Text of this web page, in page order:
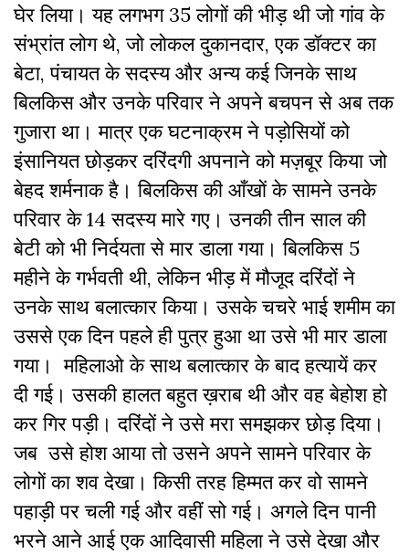
घेर लिया। यह लगभग 35 लोगों की भीड़ थी जो गांव के
संभ्रांत लोग थे, जो लोकल दुकानदार, एक डॉक्टर का
बेटा, पंचायत के सदस्य और अन्य कई जिनके साथ
बिलकिस और उनके परिवार ने अपने बचपन से अब तक
गुजारा था। मात्र एक घटनाक्रम ने पड़ोसियों को
इंसानियत छोड़कर दरिंदगी अपनाने को मज़बूर किया जो
बेहद शर्मनाक है। बिलकिस की आँखों के सामने उनके
परिवार के 14 सदस्य मारे गए। उनकी तीन साल की
बेटी को भी निर्दयता से मार डाला गया। बिलकिस 5
महीने के गर्भवती थी, लेकिन भीड़ में मौजूद दरिंदों ने
उनके साथ बलात्कार किया। उसके चचरे भाई शमीम का
उससे एक दिन पहले ही पुत्र हुआ था उसे भी मार डाला
गया। महिलाओ के साथ बलात्कार के बाद हत्यायें कर
दी गई। उसकी हालत बहुत ख़राब थी और वह बेहोश हो
कर गिर पड़ी। दरिंदों ने उसे मरा समझकर छोड़ दिया।
जब उसे होश आया तो उसने अपने सामने परिवार के
लोगों का शव देखा। किसी तरह हिम्मत कर वो सामने
पहाड़ी पर चली गई और वहीं सो गई। अगले दिन पानी
भरने आने आई एक आदिवासी महिला ने उसे देखा और